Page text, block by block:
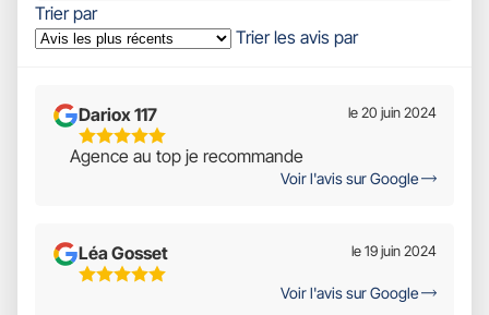
Trier par
Trier les avis par
Dariox 117
5
Étoiles
le 20 juin 2024
Agence au top je recommande
Voir l'avis sur Google
Léa Gosset
5
le 19 juin 2024
Voir l'avis sur Google